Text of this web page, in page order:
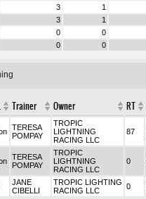
3 1
3 1
0 0
0 0
Trainer Owner RT
TERESA
POMPAY
TROPIC
LIGHTNING
RACING LLC
87
TERESA
POMPAY
TROPIC
LIGHTNING
RACING LLC
0
JANE
CIBELLI
TROPIC LIGHTING
RACING LLC
0